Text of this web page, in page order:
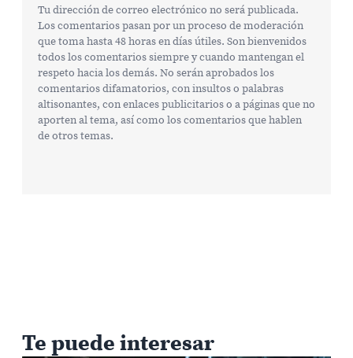
Tu dirección de correo electrónico no será publicada.
Los comentarios pasan por un proceso de moderación
que toma hasta 48 horas en días útiles. Son bienvenidos
todos los comentarios siempre y cuando mantengan el
respeto hacia los demás. No serán aprobados los
comentarios difamatorios, con insultos o palabras
altisonantes, con enlaces publicitarios o a páginas que no
aporten al tema, así como los comentarios que hablen
de otros temas.
Te puede interesar